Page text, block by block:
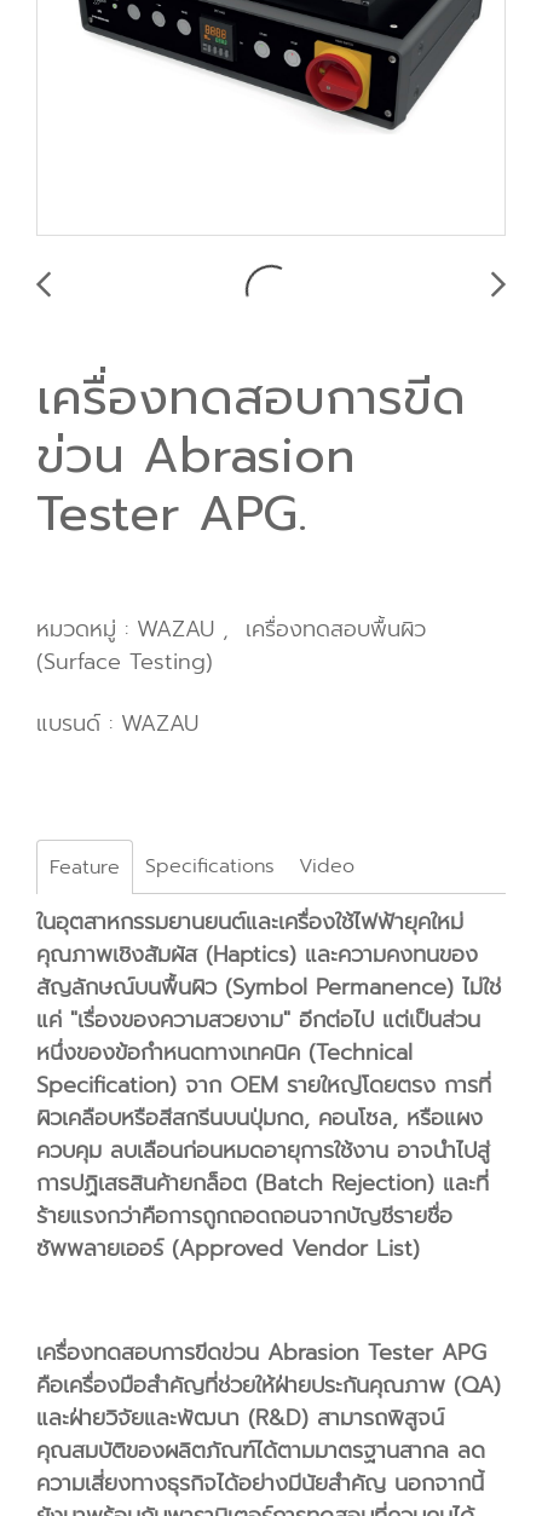
เครื่องทดสอบการขีด
ข่วน Abrasion
Tester APG.
หมวดหมู่ : WAZAU , เครื่องทดสอบพื้นผิว
(Surface Testing)
แบรนด์ : WAZAU
Feature Specifications Video
ในอุตสาหกรรมยานยนต์และเครื่องใช้ไฟฟ้ายุคใหม่
คุณภาพเชิงสัมผัส (Haptics) และความคงทนของ
สัญลักษณ์บนพื้นผิว (Symbol Permanence) ไม่ใช่
แค่ "เรื่องของความสวยงาม" อีกต่อไป แต่เป็นส่วน
หนึ่งของข้อกำหนดทางเทคนิค (Technical
Specification) จาก OEM รายใหญ่โดยตรง การที่
ผิวเคลือบหรือสีสกรีนบนปุ่มกด, คอนโซล, หรือแผง
ควบคุม ลบเลือนก่อนหมดอายุการใช้งาน อาจนำไปสู่
การปฏิเสธสินค้ายกล็อต (Batch Rejection) และที่
ร้ายแรงกว่าคือการถูกถอดถอนจากบัญชีรายชื่อ
ซัพพลายเออร์ (Approved Vendor List)
เครื่องทดสอบการขีดข่วน Abrasion Tester APG
คือเครื่องมือสำคัญที่ช่วยให้ฝ่ายประกันคุณภาพ (QA)
และฝ่ายวิจัยและพัฒนา (R&D) สามารถพิสูจน์
คุณสมบัติของผลิตภัณฑ์ได้ตามมาตรฐานสากล ลด
ความเสี่ยงทางธุรกิจได้อย่างมีนัยสำคัญ นอกจากนี้